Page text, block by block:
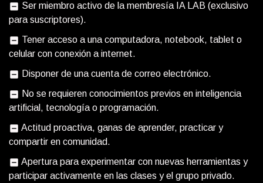
indeterminate_check_box Ser miembro activo de la membresía IA LAB (exclusivo
para suscriptores).
indeterminate_check_box Tener acceso a una computadora, notebook, tablet o
celular con conexión a internet.
indeterminate_check_box Disponer de una cuenta de correo electrónico.
indeterminate_check_box No se requieren conocimientos previos en inteligencia
artificial, tecnología o programación.
indeterminate_check_box Actitud proactiva, ganas de aprender, practicar y
compartir en comunidad.
indeterminate_check_box Apertura para experimentar con nuevas herramientas y
participar activamente en las clases y el grupo privado.